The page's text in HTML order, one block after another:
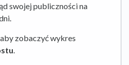
swojej publiczności na
zobaczyć wykres
.